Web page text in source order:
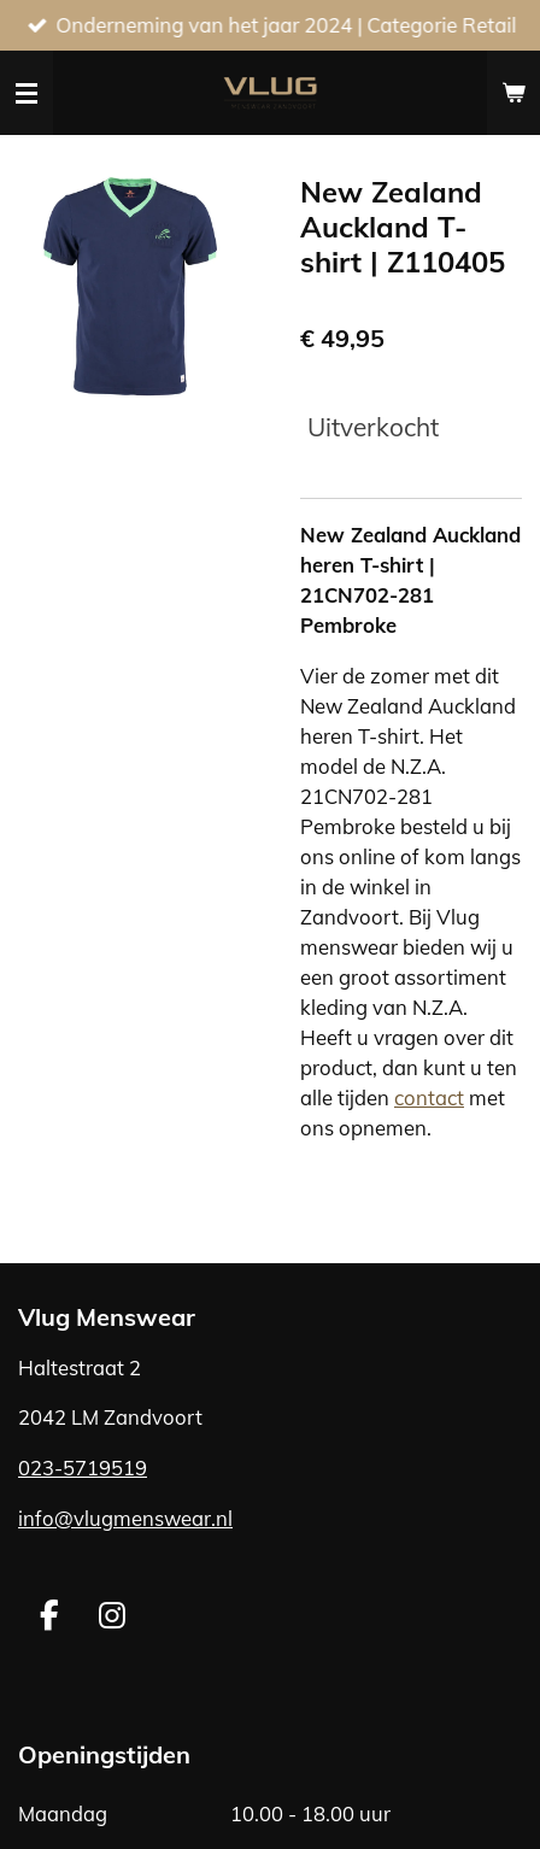
Ga
direct
naar
Onderneming van het jaar 2024 | Categorie Retail
New Zealand
Auckland T-
shirt | Z110405
€ 49,95
Uitverkocht
New Zealand Auckland
heren T-shirt |
21CN702-281
Pembroke
Vier de zomer met dit
New Zealand Auckland
heren T-shirt. Het
model de N.Z.A.
21CN702-281
Pembroke besteld u bij
ons online of kom langs
in de winkel in
Zandvoort. Bij Vlug
menswear bieden wij u
een groot assortiment
kleding van N.Z.A.
Heeft u vragen over dit
product, dan kunt u ten
alle tijden contact met
ons opnemen.
Vlug Menswear
Haltestraat 2
2042 LM Zandvoort
023-5719519
info@vlugmenswear.nl
F
b
o
o
k
I
a
g
Openingstijden
Maandag
10.00 - 18.00 uur